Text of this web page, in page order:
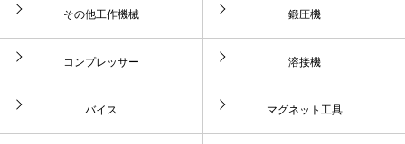
その他工作機械 鍛圧機
コンプレッサー 溶接機
バイス マグネット工具